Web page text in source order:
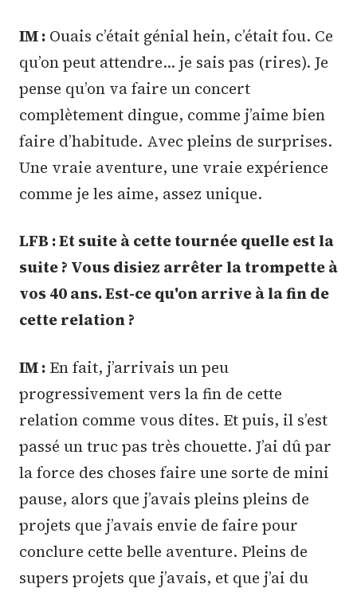
IM : Ouais c’était génial hein, c’était fou. Ce
qu’on peut attendre… je sais pas (rires). Je
pense qu’on va faire un concert
complètement dingue, comme j’aime bien
faire d’habitude. Avec pleins de surprises.
Une vraie aventure, une vraie expérience
comme je les aime, assez unique.
LFB : Et suite à cette tournée quelle est la
suite ? Vous disiez arrêter la trompette à
vos 40 ans. Est-ce qu'on arrive à la fin de
cette relation ?
IM : En fait, j’arrivais un peu
progressivement vers la fin de cette
relation comme vous dites. Et puis, il s’est
passé un truc pas très chouette. J’ai dû par
la force des choses faire une sorte de mini
pause, alors que j’avais pleins pleins de
projets que j’avais envie de faire pour
conclure cette belle aventure. Pleins de
supers projets que j’avais, et que j’ai du